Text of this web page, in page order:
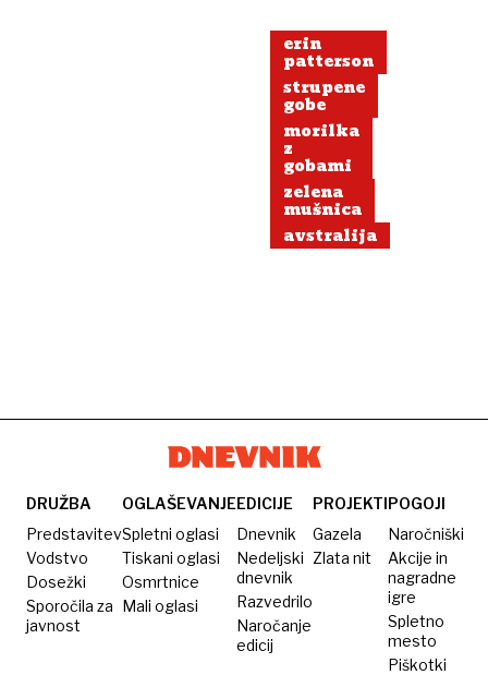
erin
patterson
strupene
gobe
morilka
z
gobami
zelena
mušnica
avstralija
DRUŽBA
Predstavitev
Vodstvo
Dosežki
Sporočila za
javnost
OGLAŠEVANJE
Spletni oglasi
Tiskani oglasi
Osmrtnice
Mali oglasi
EDICIJE
Dnevnik
Nedeljski
dnevnik
Razvedrilo
Naročanje
edicij
PROJEKTI
Gazela
Zlata nit
POGOJI
Naročniški
Akcije in
nagradne
igre
Spletno
mesto
Piškotki